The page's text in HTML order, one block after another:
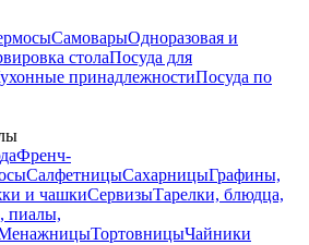
СамоварыОдноразовая и
столаПосуда для
принадлежностиПосуда по
Френч-
СалфетницыСахарницыГрафины,
и чашкиСервизыТарелки, блюдца,
пиалы,
ТортовницыЧайники